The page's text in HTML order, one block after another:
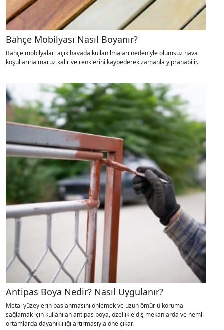
Bahçe Mobilyası Nasıl Boyanır?
Bahçe mobilyaları açık havada kullanılmaları nedeniyle olumsuz hava
koşullarına maruz kalır ve renklerini kaybederek zamanla yıpranabilir.
Antipas Boya Nedir? Nasıl Uygulanır?
Metal yüzeylerin paslanmasını önlemek ve uzun ömürlü koruma
sağlamak için kullanılan antipas boya, özellikle dış mekanlarda ve nemli
ortamlarda dayanıklılığı artırmasıyla öne çıkar.